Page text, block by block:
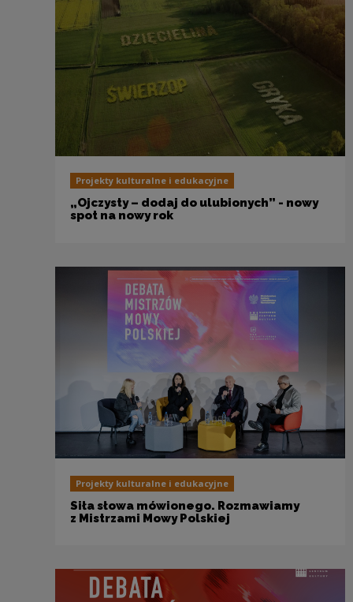
Projekty kulturalne i edukacyjne
„Ojczysty – dodaj do ulubionych” - nowy
spot na nowy rok
Projekty kulturalne i edukacyjne
Siła słowa mówionego. Rozmawiamy
z Mistrzami Mowy Polskiej